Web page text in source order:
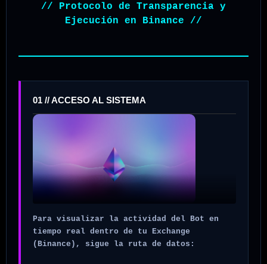
// Protocolo de Transparencia y
Ejecución en Binance //
01 // ACCESO AL SISTEMA
Para visualizar la actividad del Bot en
tiempo real dentro de tu Exchange
(Binance), sigue la ruta de datos: